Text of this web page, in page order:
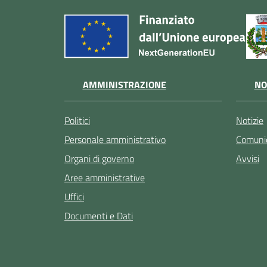
AMMINISTRAZIONE
Politici
Personale amministrativo
Organi di governo
Aree amministrative
Uffici
Documenti e Dati
Notizie
Avvisi